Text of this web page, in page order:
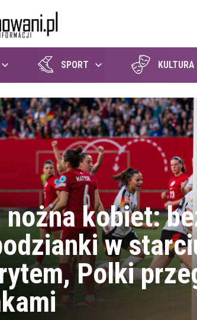
SPORT KULTURA
nożna kobiet:
w
Polki